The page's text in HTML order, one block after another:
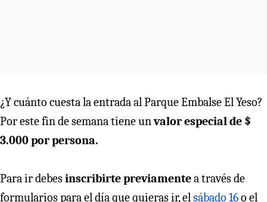
¿Y cuánto cuesta la entrada al Parque Embalse El Yeso?
Por este fin de semana tiene unvalor especial de $
3.000 por persona.
Para ir debesinscribirte previamentea través de
formularios para el día que quieras ir, el sábado 16o el